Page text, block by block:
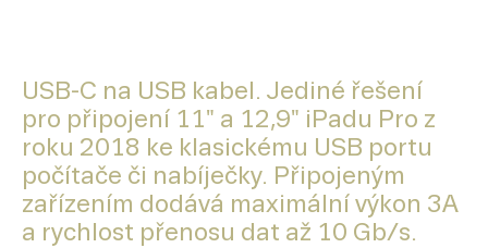
USB-C na USB kabel. Jediné řešení
pro připojení 11" a 12,9" iPadu Pro z
roku 2018 ke klasickému USB portu
počítače či nabíječky. Připojeným
zařízením dodává maximální výkon 3A
a rychlost přenosu dat až 10 Gb/s.